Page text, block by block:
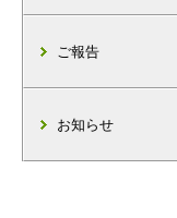
ご報告
お知らせ